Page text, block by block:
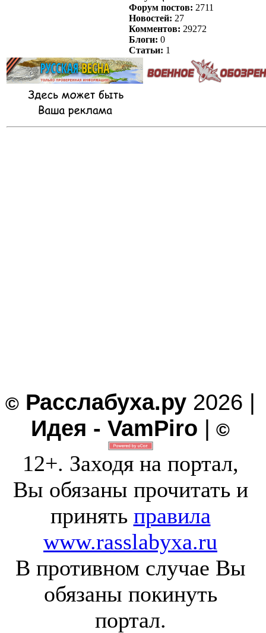
Форум постов: 2711
Новостей: 27
Комментов: 29272
Блоги: 0
Статьи: 1
© Расслабуха.ру 2026 |
Идея - VamPiro | ©
12+. Заходя на портал,
Вы обязаны прочитать и
принять правила
www.rasslabyxa.ru
В противном случае Вы
обязаны покинуть
портал.